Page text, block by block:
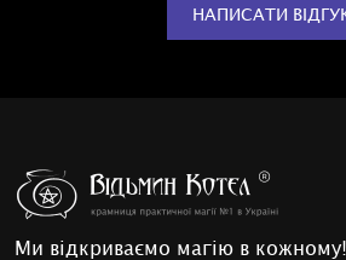
НАПИСАТИ
Ми відкриваємо магію в кожному!